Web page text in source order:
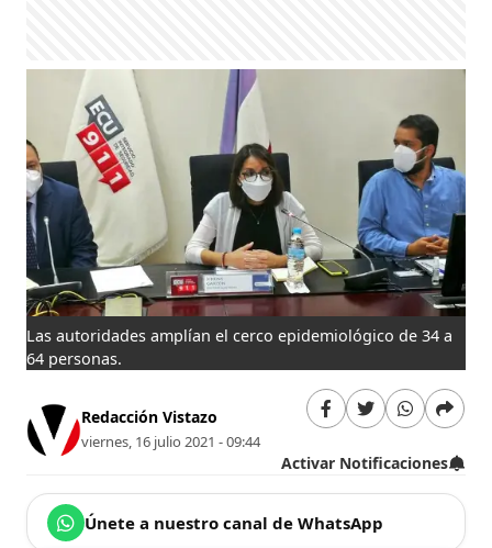
Las autoridades amplían el cerco epidemiológico de 34 a
64 personas.
Redacción Vistazo
viernes, 16 julio 2021 - 09:44
Activar Notificaciones
Únete a nuestro canal de WhatsApp